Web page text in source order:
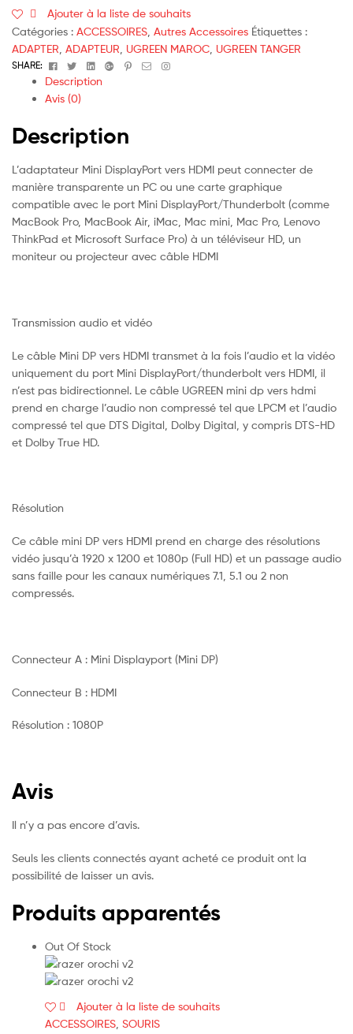
TO
HDMI
-
UGREEN
(10461)
Ajouter à la liste de souhaits
Catégories : ACCESSOIRES Autres Accessoires Étiquettes :
ADAPTER ADAPTEUR UGREEN MAROC UGREEN TANGER
SHARE: FacebookTwitterLinkedinGoogle+Pinterest
EmailInstagram
Description
Avis (0)
Description
L’adaptateur Mini DisplayPort vers HDMI peut connecter de
manière transparente un PC ou une carte graphique
compatible avec le port Mini DisplayPort/Thunderbolt (comme
MacBook Pro, MacBook Air, iMac, Mac mini, Mac Pro, Lenovo
ThinkPad et Microsoft Surface Pro) à un téléviseur HD, un
moniteur ou projecteur avec câble HDMI
Transmission audio et vidéo
Le câble Mini DP vers HDMI transmet à la fois l’audio et la vidéo
uniquement du port Mini DisplayPort/thunderbolt vers HDMI, il
n’est pas bidirectionnel. Le câble UGREEN mini dp vers hdmi
prend en charge l’audio non compressé tel que LPCM et l’audio
compressé tel que DTS Digital, Dolby Digital, y compris DTS-HD
et Dolby True HD.
Résolution
Ce câble mini DP vers HDMI prend en charge des résolutions
vidéo jusqu’à 1920 x 1200 et 1080p (Full HD) et un passage audio
sans faille pour les canaux numériques 7.1, 5.1 ou 2 non
compressés.
Connecteur A : Mini Displayport (Mini DP)
Connecteur B : HDMI
Résolution : 1080P
Avis
Il n’y a pas encore d’avis.
Seuls les clients connectés ayant acheté ce produit ont la
possibilité de laisser un avis.
Produits apparentés
Out Of Stock
Ajouter à la liste de souhaits
ACCESSOIRES SOURIS